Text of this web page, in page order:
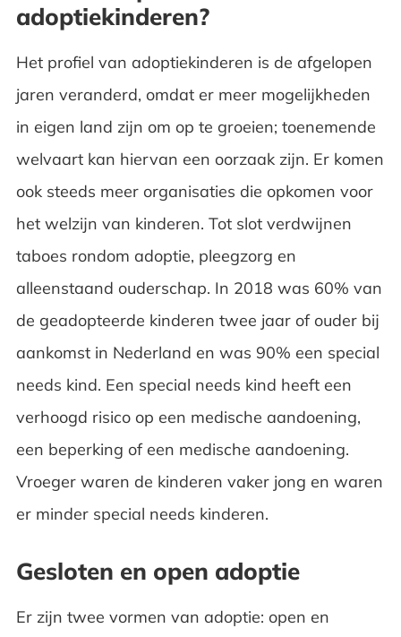
adoptiekinderen?
Het profiel van adoptiekinderen is de afgelopen
jaren veranderd, omdat er meer mogelijkheden
in eigen land zijn om op te groeien; toenemende
welvaart kan hiervan een oorzaak zijn. Er komen
ook steeds meer organisaties die opkomen voor
het welzijn van kinderen. Tot slot verdwijnen
taboes rondom adoptie, pleegzorg en
alleenstaand ouderschap. In 2018 was 60% van
de geadopteerde kinderen twee jaar of ouder bij
aankomst in Nederland en was 90% een special
needs kind. Een special needs kind heeft een
verhoogd risico op een medische aandoening,
een beperking of een medische aandoening.
Vroeger waren de kinderen vaker jong en waren
er minder special needs kinderen.
Gesloten en open adoptie
Er zijn twee vormen van adoptie: open en